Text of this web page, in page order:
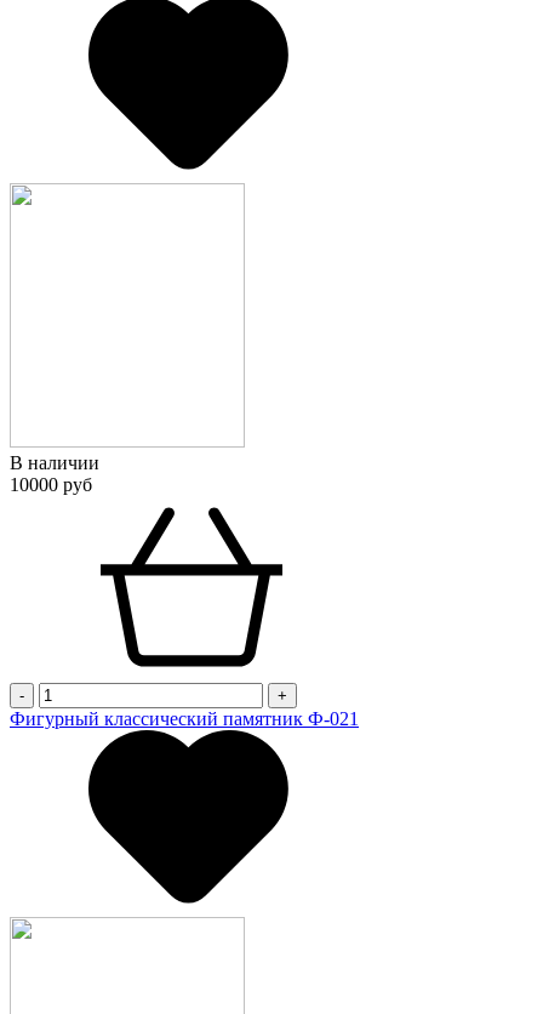
В наличии
10000 руб
- +
Фигурный классический памятник Ф-021